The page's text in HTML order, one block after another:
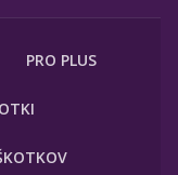
PRO PLUS